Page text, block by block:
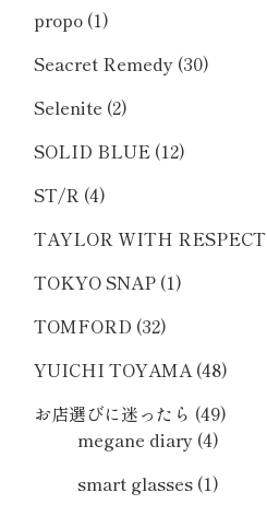
propo (1)
Seacret Remedy (30)
Selenite (2)
SOLID BLUE (12)
ST/R (4)
TAYLOR WITH RESPECT
TOKYO SNAP (1)
TOMFORD (32)
YUICHI TOYAMA(48)
お店選びに迷ったら (49)
megane diary (4)
smart glasses (1)